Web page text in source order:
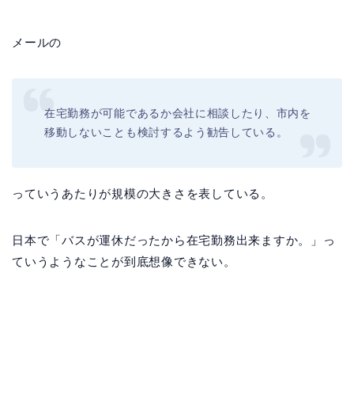
メールの
在宅勤務が可能であるか会社に相談したり、市内を
移動しないことも検討するよう勧告している。
っていうあたりが規模の大きさを表している。
日本で「バスが運休だったから在宅勤務出来ますか。」っ
ていうようなことが到底想像できない。